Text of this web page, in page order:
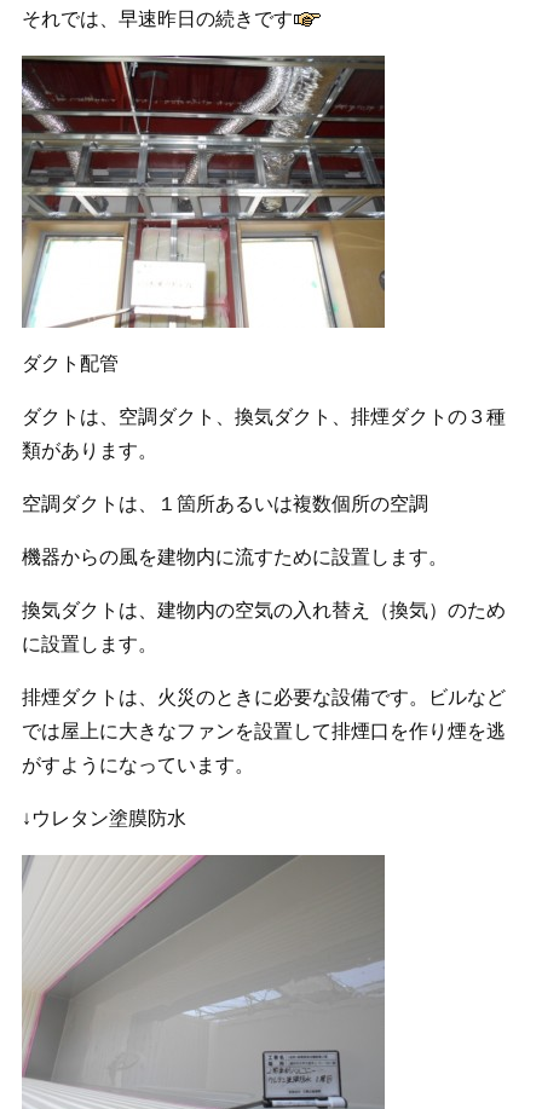
それでは、早速昨日の続きです
ダクト配管
ダクトは、空調ダクト、換気ダクト、排煙ダクトの３種
類があります。
空調ダクトは、１箇所あるいは複数個所の空調
機器からの風を建物内に流すために設置します。
換気ダクトは、建物内の空気の入れ替え（換気）のため
に設置します。
排煙ダクトは、火災のときに必要な設備です。ビルなど
では屋上に大きなファンを設置して排煙口を作り煙を逃
がすようになっています。
↓ウレタン塗膜防水